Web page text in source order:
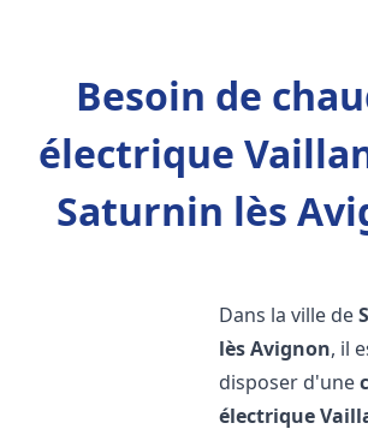
Besoin de
électrique
Saturnin lès
Dans la ville de
lès Avignon, il
disposer d'une
électrique